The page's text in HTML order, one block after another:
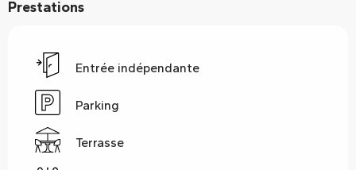
Prestations
Entrée indépendante
Parking
Terrasse